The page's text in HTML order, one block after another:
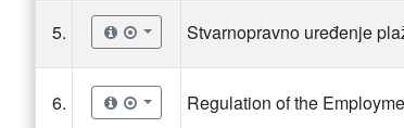
5. Stvarnopravno uređenje
6. Regulation of the